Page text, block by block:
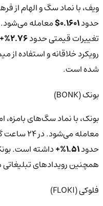
ویف، با نماد سگ و الهام از
حدود0.1601$
تغییرات قیمتی حدود2.76%+
رویکرد خلاقانه و استفاده از
شده است.
بونک (BONK)
بونک، با نماد سگ‌های بامزه،
معامله
حدود1.51%+
داشته است. بونک
همچنین رویدادهای
فلوکی (FLOKI)